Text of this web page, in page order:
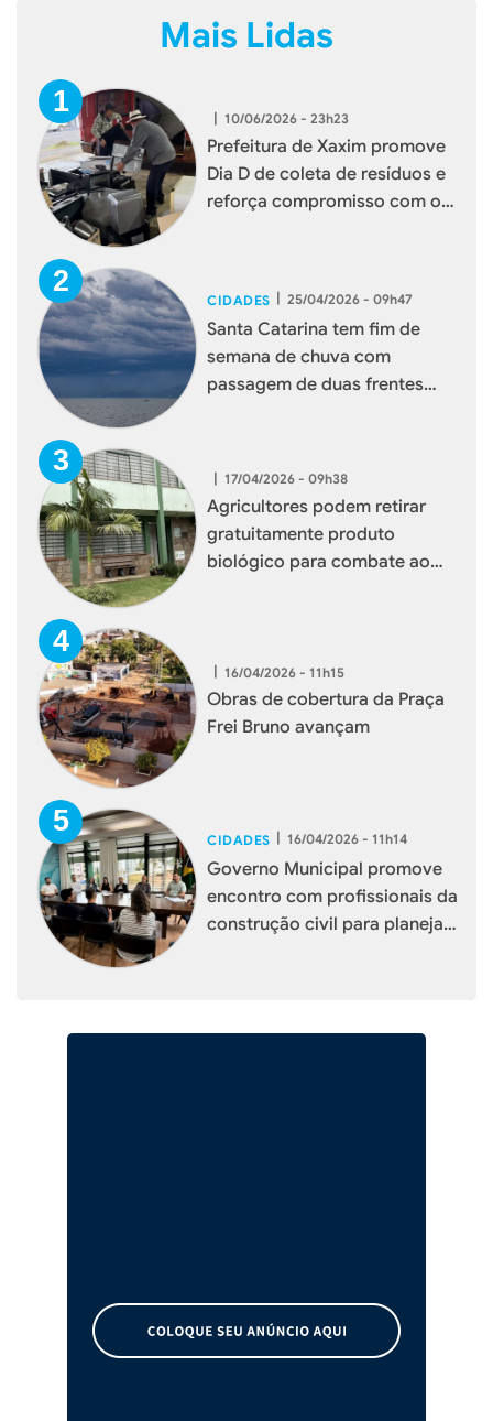
Mais Lidas
| 10/06/2026 - 23h23
Prefeitura de Xaxim promove
Dia D de coleta de resíduos e
reforça compromisso com o
CIDADES | 25/04/2026 - 09h47
Santa Catarina tem fim de
semana de chuva com
passagem de duas frentes
| 17/04/2026 - 09h38
Agricultores podem retirar
gratuitamente produto
biológico para combate ao
| 16/04/2026 - 11h15
Obras de cobertura da Praça
Frei Bruno avançam
CIDADES | 16/04/2026 - 11h14
Governo Municipal promove
encontro com profissionais da
construção civil para planejar